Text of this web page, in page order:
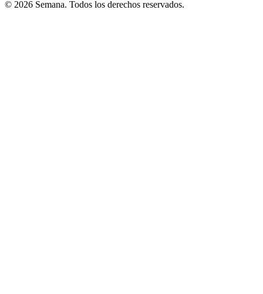
© 2026 Semana. Todos los derechos reservados.